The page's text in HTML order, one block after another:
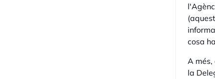
cosa
A més,
la